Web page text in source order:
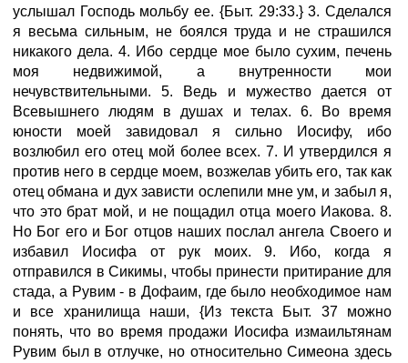
услышал Господь мольбу ее. {Быт. 29:33.} 3. Сделался
я весьма сильным, не боялся труда и не страшился
никакого дела. 4. Ибо сердце мое было сухим, печень
моя недвижимой, а внутренности мои
нечувствительными. 5. Ведь и мужество дается от
Всевышнего людям в душах и телах. 6. Во время
юности моей завидовал я сильно Иосифу, ибо
возлюбил его отец мой более всех. 7. И утвердился я
против него в сердце моем, возжелав убить его, так как
отец обмана и дух зависти ослепили мне ум, и забыл я,
что это брат мой, и не пощадил отца моего Иакова. 8.
Но Бог его и Бог отцов наших послал ангела Своего и
избавил Иосифа от рук моих. 9. Ибо, когда я
отправился в Сикимы, чтобы принести притирание для
стада, а Рувим - в Дофаим, где было необходимое нам
и все хранилища наши, {Из текста Быт. 37 можно
понять, что во время продажи Иосифа измаильтянам
Рувим был в отлучке, но относительно Симеона здесь